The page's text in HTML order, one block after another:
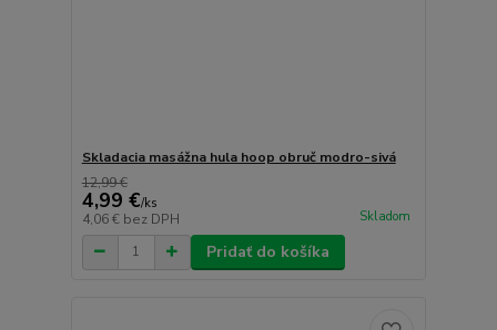
Skladacia masážna hula hoop obruč modro-sivá
12,99 €
4,99 €/ks
4,06 € bez DPH Skladom
Pridať do košíka